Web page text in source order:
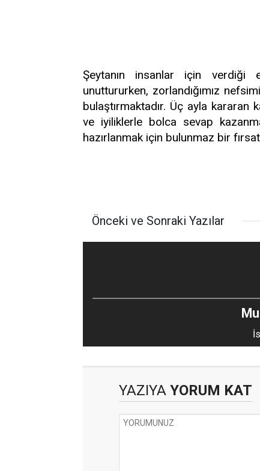
Şeytanın insanlar için verdiği
unuttururken, zorlandığımız
bulaştırmaktadır. Üç ayla kararan
ve iyiliklerle bolca sevap
hazırlanmak için bulunmaz bir
Önceki ve Sonraki Yazılar
YAZIYA YORUM KAT